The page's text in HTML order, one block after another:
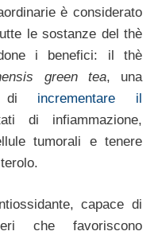
è considerato
le sostanze del thè
i benefici: il thè
green tea, una
di incrementare il
di infiammazione,
tumorali e tenere
capace di
che favoriscono